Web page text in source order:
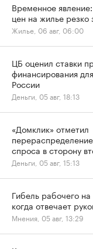
Временное
цен на жилье резко
Жилье, 06 авг, 06:00
ЦБ оценил ставки
финансирования
России
Деньги, 05 авг, 18:13
«Домклик» отметил
спроса в сторону
Деньги, 05 авг, 15:13
Гибель рабочего
когда отвечает
Мнения, 05 авг, 13:29